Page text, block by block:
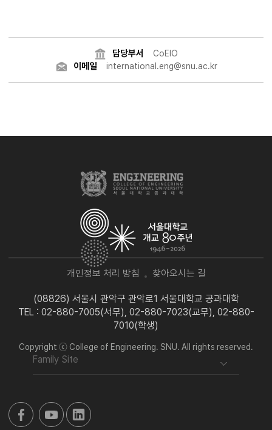
담당부서 CoEIO
이메일 international.eng@snu.ac.kr
개인정보 처리 방침 찾아오시는 길
(08826) 서울시 관악구 관악로1 서울대학교 공과대학
TEL : 02-880-7005(서무), 02-880-7023(교무), 02-880-
7010(학생)
Copyright ⓒ College of Engineering. SNU. All rights reserved.
Family Site